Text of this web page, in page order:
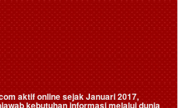
aktif online sejak Januari 2017,
kebutuhan informasi melalui dunia